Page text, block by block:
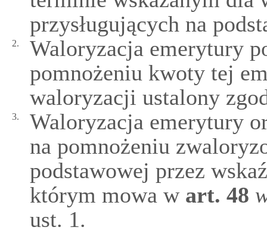
przysługujących na
2.
Waloryzacja emerytury
pomnożeniu kwoty tej
waloryzacji ustalony
3.
Waloryzacja emerytury
na pomnożeniu
podstawowej przez
którym mowa wart. 48
ust. 1.